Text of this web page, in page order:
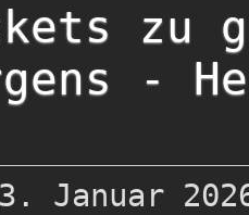
zu
-
Januar